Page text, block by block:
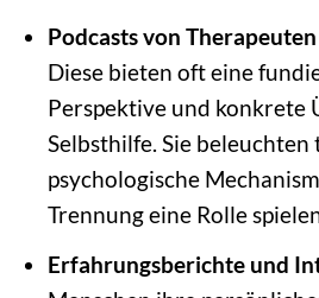
Podcasts von
Diese bieten oft eine
Perspektive und konkrete
Selbsthilfe. Sie
psychologische
Trennung eine Rolle
Erfahrungsberichte und